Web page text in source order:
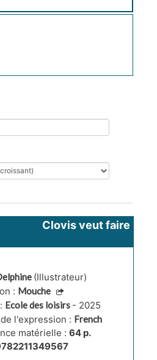
Clovis veut faire
(Illustrateur)
: Mouche
Ecole des loisirs - 2025
l'expression : French
matérielle : 64 p.